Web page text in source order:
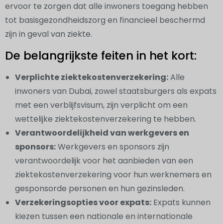
ervoor te zorgen dat alle inwoners toegang hebben
tot basisgezondheidszorg en financieel beschermd
zijn in geval van ziekte.
De belangrijkste feiten in het kort:
Verplichte ziektekostenverzekering:Alle
inwoners van Dubai, zowel staatsburgers als expats
met een verblijfsvisum, zijn verplicht om een
wettelijke ziektekostenverzekering te hebben.
Verantwoordelijkheid van werkgevers en
sponsors:Werkgevers en sponsors zijn
verantwoordelijk voor het aanbieden van een
ziektekostenverzekering voor hun werknemers en
gesponsorde personen en hun gezinsleden.
Verzekeringsopties voor expats: Expats kunnen
kiezen tussen een nationale en internationale